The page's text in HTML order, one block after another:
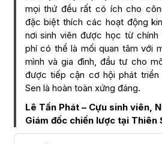
mọi thứ đều rất có ích cho
đặc biệt thích các hoạt động
nơi sinh viên được học từ chính
phí có thể là mối quan tâm với
mình và gia đình, đầu tư cho
được tiếp cận cơ hội phát triển
Sen là hoàn toàn xứng đáng.
Lê Tấn Phát – Cựu sinh viên,
Giám đốc chiến lược tại Thiên